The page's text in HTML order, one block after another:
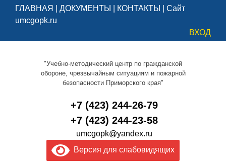
ГЛАВНАЯ ДОКУМЕНТЫ КОНТАКТЫ
Сайт
umcgopk.ru
ВХОД
"Учебно-методический центр по гражданской
обороне, чрезвычайным ситуациям и пожарной
безопасности Приморского края"
+7 (423) 244-26-79
+7 (423) 244-23-58
umcgopk@yandex.ru
Версия для слабовидящих